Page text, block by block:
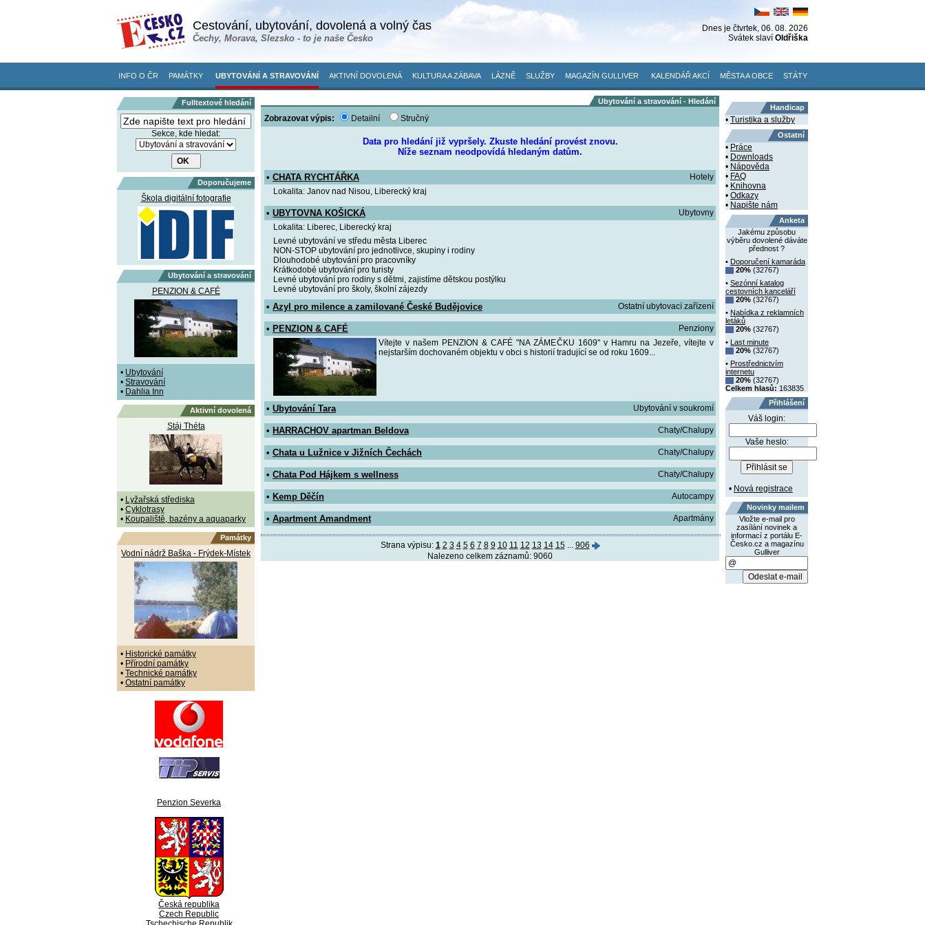
Cestování, ubytování, dovolená a volný čas
Čechy, Morava, Slezsko - to je naše Česko
Dnes je čtvrtek, 06. 08. 2026
Svátek slaví Oldřiška
INFO O ČR PAMÁTKY UBYTOVÁNÍ A STRAVOVÁNÍ AKTIVNÍ DOVOLENÁ KULTURA A ZÁBAVA LÁZNĚ SLUŽBY MAGAZÍN GULLIVER KALENDÁŘ AKCÍ MĚSTA A OBCE STÁTY
Fulltextové hledání
Sekce, kde hledat:
Doporučujeme
Škola digitální fotografie
Ubytování a stravování
PENZION & CAFÉ
• Ubytování
• Stravování
• Dahlia Inn
Aktivní dovolená
Stáj Théta
• Lyžařská střediska
• Cyklotrasy
• Koupaliště, bazény a aquaparky
Památky
Vodní nádrž Baška - Frýdek-Místek
• Historické památky
• Přírodní památky
• Technické památky
• Ostatní památky
Penzion Severka
Česká republika
Czech Republic
Ubytování a stravování - Hledání
Zobrazovat výpis: Detailní Stručný
Data pro hledání již vypršely. Zkuste hledání provést znovu.
Níže seznam neodpovídá hledaným datům.
• CHATA RYCHTÁŘKA
Hotely
Lokalita: Janov nad Nisou, Liberecký kraj
• UBYTOVNA KOŠICKÁ
Ubytovny
Lokalita: Liberec, Liberecký kraj
Levné ubytování ve středu města Liberec
NON-STOP ubytování pro jednotlivce, skupiny i rodiny
Dlouhodobé ubytování pro pracovníky
Krátkodobé ubytování pro turisty
Levné ubytování pro rodiny s dětmi, zajistíme dětskou postýlku
Levné ubytování pro školy, školní zájezdy
• Azyl pro milence a zamilované České Budějovice Ostatní ubytovací zařízení
• PENZION & CAFÉ
Penziony
Vítejte v našem PENZION & CAFÉ "NA ZÁMEČKU 1609" v Hamru na Jezeře, vítejte v
nejstarším dochovaném objektu v obci s historií tradující se od roku 1609...
• Ubytování Tara Ubytování v soukromí
• HARRACHOV apartman Beldova Chaty/Chalupy
• Chata u Lužnice v Jižních Čechách Chaty/Chalupy
• Chata Pod Hájkem s wellness Chaty/Chalupy
• Kemp Děčín Autocampy
• Apartment Amandment Apartmány
Strana výpisu: 1 2 3 4 5 6 7 8 9 10 11 12 13 14 15... 906
Nalezeno celkem záznamů: 9060
Handicap
• Turistika a služby
Ostatní
• Práce
• Downloads
• Nápověda
• FAQ
• Knihovna
• Odkazy
• Napište nám
Anketa
Jakému způsobu
výběru dovolené dáváte
přednost ?
• Doporučení kamaráda
20% (32767)
• Sezónní katalog
cestovních kanceláří
20% (32767)
• Nabídka z reklamních
letáků
20% (32767)
•
Last minute
20% (32767)
• Prostřednictvím
internetu
20% (32767)
Celkem hlasů: 163835
Přihlášení
Váš login:
Vaše heslo:
• Nová registrace
Novinky mailem
Vložte e-mail pro
zasílání novinek a
informací z portálu E-
Česko.cz a magazínu
Gulliver